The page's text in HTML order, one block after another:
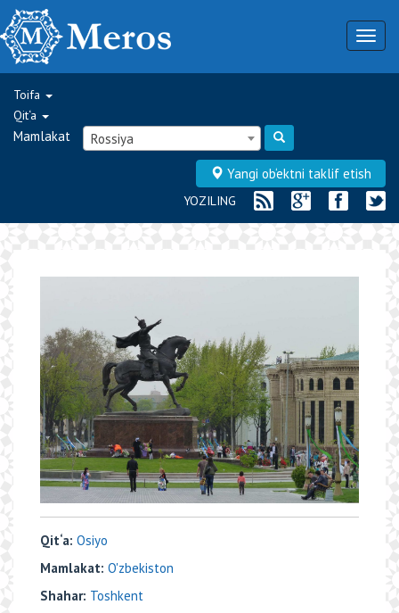
Toifa
Qit‘a
Mamlakat Rossiya
Yangi ob‘ektni taklif etish
YOZILING
Qit‘a: Osiyo
Mamlakat: O'zbekiston
Shahar: Toshkent